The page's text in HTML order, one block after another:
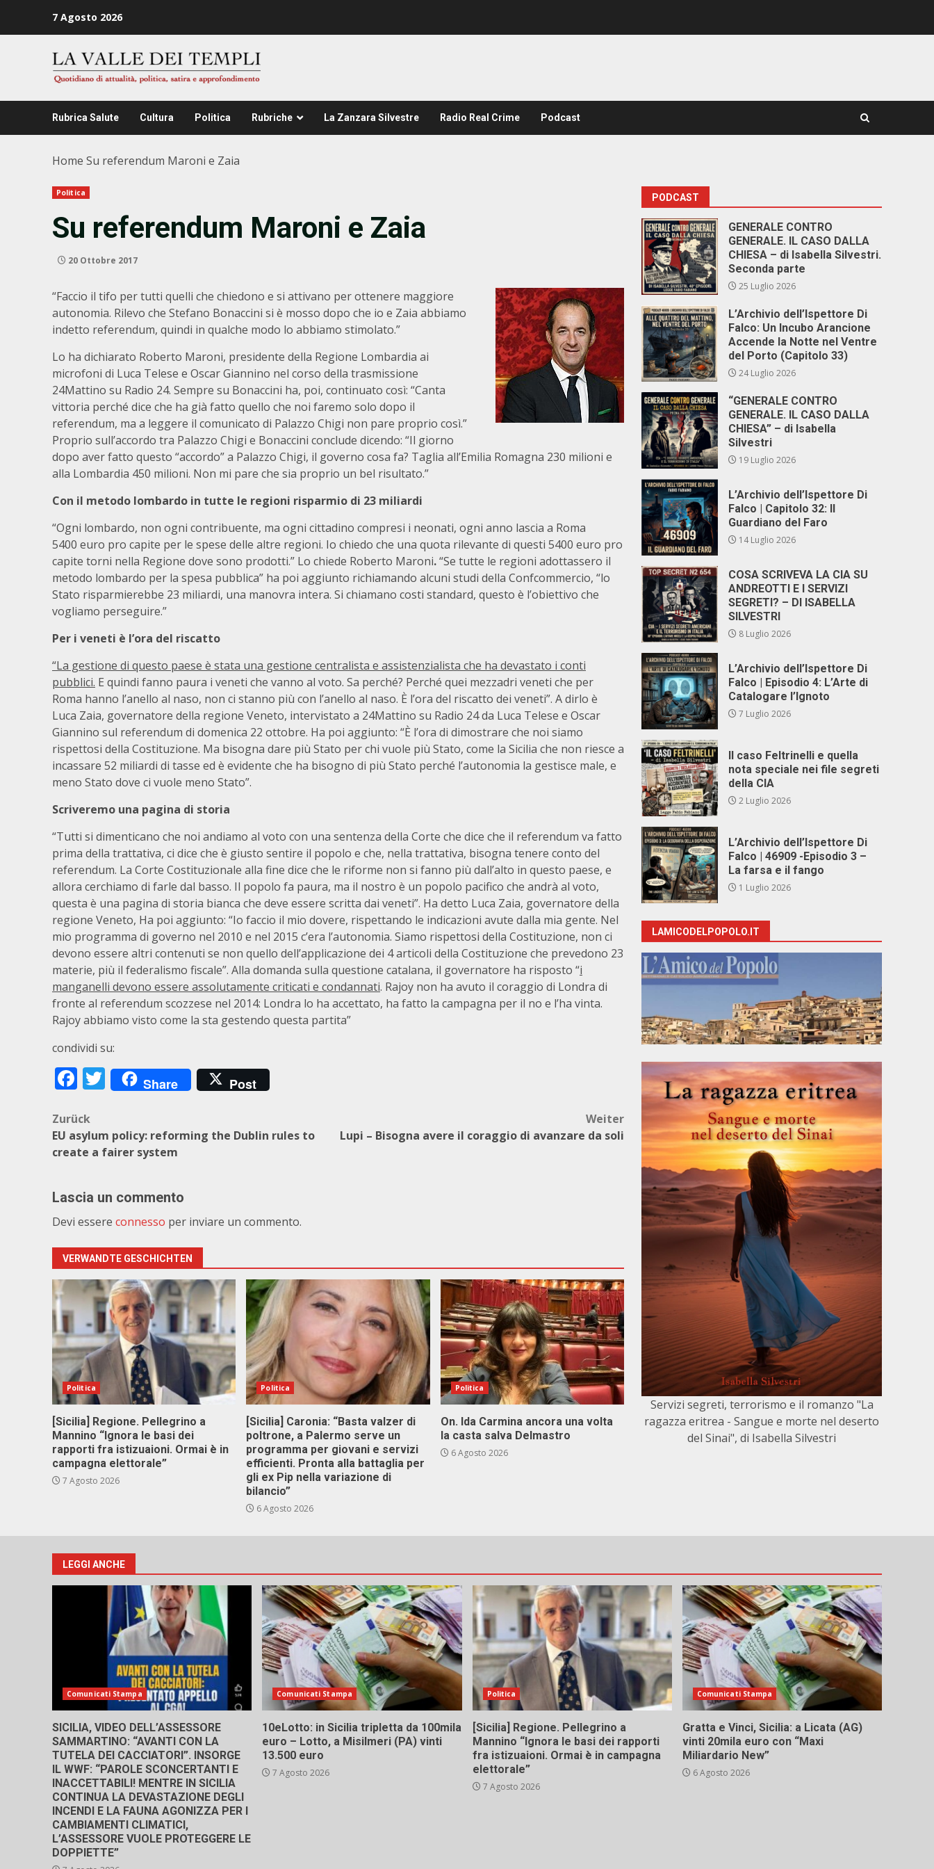
7 Agosto 2026
Rubrica Salute Cultura Politica Rubriche La Zanzara Silvestre Radio Real Crime Podcast
Home Su referendum Maroni e Zaia
Politica
Su referendum Maroni e Zaia
20 Ottobre 2017
“Faccio il tifo per tutti quelli che chiedono e si attivano per ottenere maggiore
autonomia. Rilevo che Stefano Bonaccini si è mosso dopo che io e Zaia abbiamo
indetto referendum, quindi in qualche modo lo abbiamo stimolato.”
Lo ha dichiarato Roberto Maroni, presidente della Regione Lombardia ai
microfoni di Luca Telese e Oscar Giannino nel corso della trasmissione
24Mattino su Radio 24. Sempre su Bonaccini ha, poi, continuato così: “Canta
vittoria perché dice che ha già fatto quello che noi faremo solo dopo il
referendum, ma a leggere il comunicato di Palazzo Chigi non pare proprio così.”
Proprio sull’accordo tra Palazzo Chigi e Bonaccini conclude dicendo: “Il giorno
dopo aver fatto questo “accordo” a Palazzo Chigi, il governo cosa fa? Taglia all’Emilia Romagna 230 milioni e
alla Lombardia 450 milioni. Non mi pare che sia proprio un bel risultato.”
Con il metodo lombardo in tutte le regioni risparmio di 23 miliardi
“Ogni lombardo, non ogni contribuente, ma ogni cittadino compresi i neonati, ogni anno lascia a Roma
5400 euro pro capite per le spese delle altre regioni. Io chiedo che una quota rilevante di questi 5400 euro pro
capite torni nella Regione dove sono prodotti.” Lo chiede Roberto Maroni.“Se tutte le regioni adottassero il
metodo lombardo per la spesa pubblica” ha poi aggiunto richiamando alcuni studi della Confcommercio, “lo
Stato risparmierebbe 23 miliardi, una manovra intera. Si chiamano costi standard, questo è l’obiettivo che
vogliamo perseguire.”
Per i veneti è l’ora del riscatto
“La gestione di questo paese è stata una gestione centralista e assistenzialista che ha devastato i conti
pubblici. E quindi fanno paura i veneti che vanno al voto. Sa perché? Perché quei mezzadri veneti che per
Roma hanno l’anello al naso, non ci stanno più con l’anello al naso. È l’ora del riscatto dei veneti”. A dirlo è
Luca Zaia, governatore della regione Veneto, intervistato a 24Mattino su Radio 24 da Luca Telese e Oscar
Giannino sul referendum di domenica 22 ottobre. Ha poi aggiunto: “È l’ora di dimostrare che noi siamo
rispettosi della Costituzione. Ma bisogna dare più Stato per chi vuole più Stato, come la Sicilia che non riesce a
incassare 52 miliardi di tasse ed è evidente che ha bisogno di più Stato perché l’autonomia la gestisce male, e
meno Stato dove ci vuole meno Stato”.
Scriveremo una pagina di storia
“Tutti si dimenticano che noi andiamo al voto con una sentenza della Corte che dice che il referendum va fatto
prima della trattativa, ci dice che è giusto sentire il popolo e che, nella trattativa, bisogna tenere conto del
referendum. La Corte Costituzionale alla fine dice che le riforme non si fanno più dall’alto in questo paese, e
allora cerchiamo di farle dal basso. Il popolo fa paura, ma il nostro è un popolo pacifico che andrà al voto,
questa è una pagina di storia bianca che deve essere scritta dai veneti”. Ha detto Luca Zaia, governatore della
regione Veneto, Ha poi aggiunto: “Io faccio il mio dovere, rispettando le indicazioni avute dalla mia gente. Nel
mio programma di governo nel 2010 e nel 2015 c’era l’autonomia. Siamo rispettosi della Costituzione, non ci
devono essere altri contenuti se non quello dell’applicazione dei 4 articoli della Costituzione che prevedono 23
materie, più il federalismo fiscale”. Alla domanda sulla questione catalana, il governatore ha risposto “i
manganelli devono essere assolutamente criticati e condannati. Rajoy non ha avuto il coraggio di Londra di
fronte al referendum scozzese nel 2014: Londra lo ha accettato, ha fatto la campagna per il no e l’ha vinta.
Rajoy abbiamo visto come la sta gestendo questa partita”
condividi su:
Facebook
Twitter
Share Post
Beitragsnavigation
Zurück
EU asylum policy: reforming the Dublin rules to
create a fairer system
Weiter
Lupi – Bisogna avere il coraggio di avanzare da soli
Lascia un commento
Devi essere connesso per inviare un commento.
VERWANDTE GESCHICHTEN
Politica
[Sicilia] Regione. Pellegrino a
Mannino “Ignora le basi dei
rapporti fra istizuaioni. Ormai è in
campagna elettorale”
7 Agosto 2026
Politica
[Sicilia] Caronia: “Basta valzer di
poltrone, a Palermo serve un
programma per giovani e servizi
efficienti. Pronta alla battaglia per
gli ex Pip nella variazione di
bilancio”
6 Agosto 2026
Politica
On. Ida Carmina ancora una volta
la casta salva Delmastro
6 Agosto 2026
PODCAST
GENERALE CONTRO
GENERALE. IL CASO DALLA
CHIESA – di Isabella Silvestri.
Seconda parte
25 Luglio 2026
L’Archivio dell’Ispettore Di
Falco: Un Incubo Arancione
Accende la Notte nel Ventre
del Porto (Capitolo 33)
24 Luglio 2026
“GENERALE CONTRO
GENERALE. IL CASO DALLA
CHIESA” – di Isabella
Silvestri
19 Luglio 2026
L’Archivio dell’Ispettore Di
Falco | Capitolo 32: Il
Guardiano del Faro
14 Luglio 2026
COSA SCRIVEVA LA CIA SU
ANDREOTTI E I SERVIZI
SEGRETI? – DI ISABELLA
SILVESTRI
8 Luglio 2026
L’Archivio dell’Ispettore Di
Falco | Episodio 4: L’Arte di
Catalogare l’Ignoto
7 Luglio 2026
Il caso Feltrinelli e quella
nota speciale nei file segreti
della CIA
2 Luglio 2026
L’Archivio dell’Ispettore Di
Falco | 46909 -Episodio 3 –
La farsa e il fango
1 Luglio 2026
LAMICODELPOPOLO.IT
Servizi segreti, terrorismo e il romanzo "La
ragazza eritrea - Sangue e morte nel deserto
del Sinai", di Isabella Silvestri
LEGGI ANCHE
Comunicati Stampa
SICILIA, VIDEO DELL’ASSESSORE
SAMMARTINO: “AVANTI CON LA
TUTELA DEI CACCIATORI”. INSORGE
IL WWF: “PAROLE SCONCERTANTI E
INACCETTABILI! MENTRE IN SICILIA
CONTINUA LA DEVASTAZIONE DEGLI
INCENDI E LA FAUNA AGONIZZA PER I
CAMBIAMENTI CLIMATICI,
L’ASSESSORE VUOLE PROTEGGERE LE
DOPPIETTE”
Comunicati Stampa
10eLotto: in Sicilia tripletta da 100mila
euro – Lotto, a Misilmeri (PA) vinti
13.500 euro
7 Agosto 2026
Politica
[Sicilia] Regione. Pellegrino a
Mannino “Ignora le basi dei rapporti
fra istizuaioni. Ormai è in campagna
elettorale”
7 Agosto 2026
Comunicati Stampa
Gratta e Vinci, Sicilia: a Licata (AG)
vinti 20mila euro con “Maxi
Miliardario New”
6 Agosto 2026